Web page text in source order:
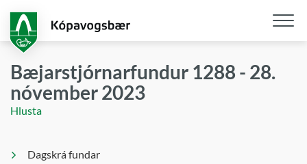
aðalefni
Bæjarstjórnarfundur 1288 - 28.
nóvember 2023
Hlusta
Dagskrá fundar
Opna
loka